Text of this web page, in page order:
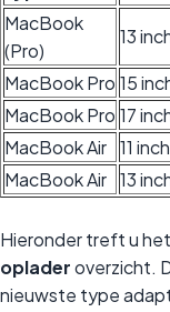
MacBook
(Pro)
13
MacBook Pro 15
MacBook Pro 17
MacBook Air 11 inch
MacBook Air 13
Hieronder treft u
opladeroverzicht.
nieuwste type